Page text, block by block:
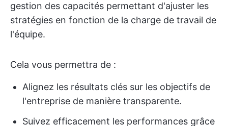
gestion des capacités permettant d'ajuster les
stratégies en fonction de la charge de travail de
l'équipe.
Cela vous permettra de :
Alignez les résultats clés sur les objectifs de
l'entreprise de manière transparente.
Suivez efficacement les performances grâce